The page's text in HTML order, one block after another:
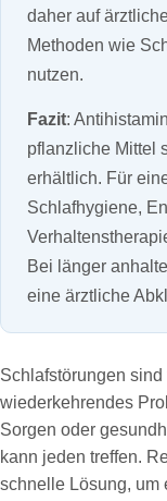
daher auf
Methoden wie
nutzen.
Fazit:
pflanzliche Mittel
erhältlich. Für
Schlafhygiene,
Bei länger
eine ärztliche
Schlafstörungen
wiederkehrendes
Sorgen oder
kann jeden treffen.
schnelle Lösung, um